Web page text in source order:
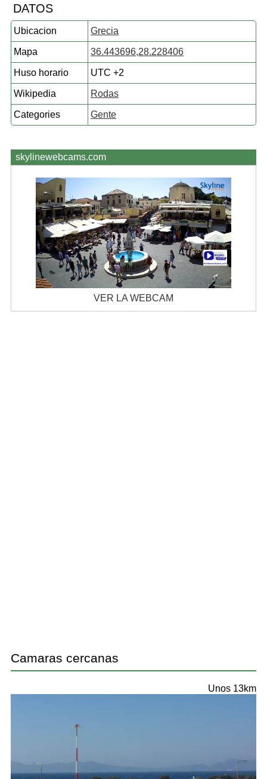
DATOS
Ubicacion Grecia
Mapa 36.443696,28.228406
Huso horario UTC +2
Wikipedia Rodas
Categories Gente
skylinewebcams.com
VER LA WEBCAM
Camaras cercanas
Unos 13km